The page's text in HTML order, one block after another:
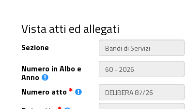
Vista atti ed allegati
Sezione
Numero in Albo e
Anno
Numero atto